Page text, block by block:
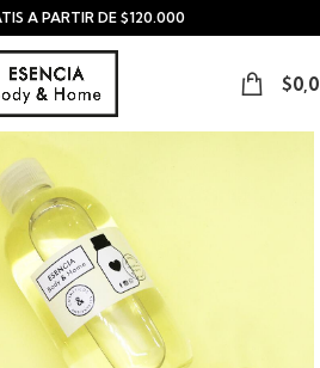
A PARTIR DE $120.000
$